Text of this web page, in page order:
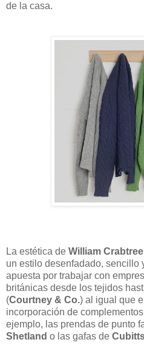
de la casa.
La estética de William Crabtree
un estilo desenfadado, sencillo
apuesta por trabajar con
británicas desde los tejidos
(Courtney & Co.) al igual que
incorporación de
ejemplo, las prendas de punto
Shetland o las gafas de